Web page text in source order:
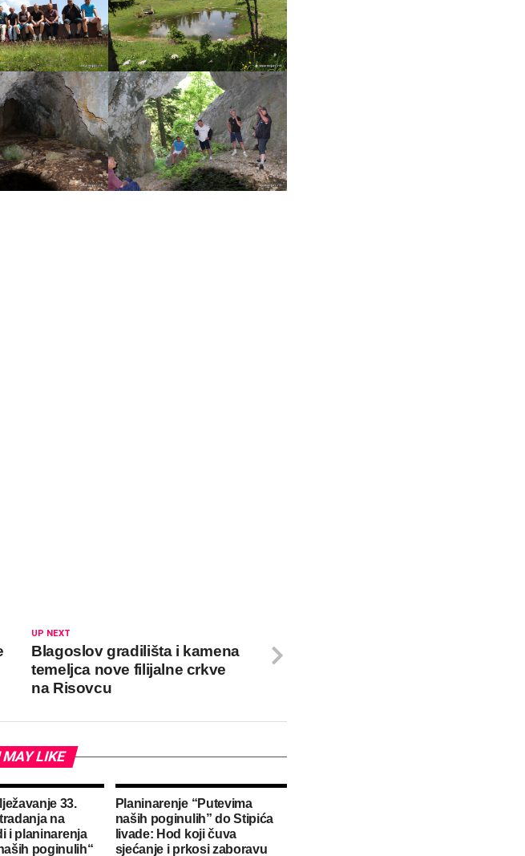
UP NEXT
Blagoslov gradilišta i kamena
temeljca nove filijalne crkve
na Risovcu
MAY LIKE
33.
na
i planinarenja
poginulih“
Planinarenje “Putevima
naših poginulih” do Stipića
livade: Hod koji čuva
sjećanje i prkosi zaboravu